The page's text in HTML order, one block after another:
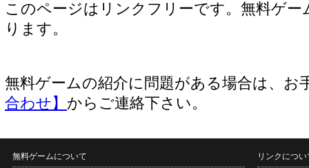
このページはリンクフリーです。無料ゲー
ります。
無料ゲームの紹介に問題がある場合は、お
合わせ】 からご連絡下さい。
無料ゲームについて リンクについ